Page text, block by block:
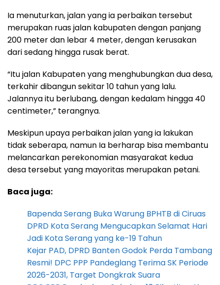
Ia menuturkan, jalan yang ia perbaikan tersebut
merupakan ruas jalan kabupaten dengan panjang
200 meter dan lebar 4 meter, dengan kerusakan
dari sedang hingga rusak berat.
“Itu jalan Kabupaten yang menghubungkan dua desa,
terkahir dibangun sekitar 10 tahun yang lalu.
Jalannya itu berlubang, dengan kedalam hingga 40
centimeter,” terangnya.
Meskipun upaya perbaikan jalan yang ia lakukan
tidak seberapa, namun Ia berharap bisa membantu
melancarkan perekonomian masyarakat kedua
desa tersebut yang mayoritas merupakan petani.
Baca juga:
Bapenda Serang Buka Warung BPHTB di Ciruas
DPRD Kota Serang Mengucapkan Selamat Hari
Jadi Kota Serang yang ke-19 Tahun
Kejar PAD, DPRD Banten Godok Perda Tambang
Resmi! DPC PPP Pandeglang Terima SK Periode
2026-2031, Target Dongkrak Suara